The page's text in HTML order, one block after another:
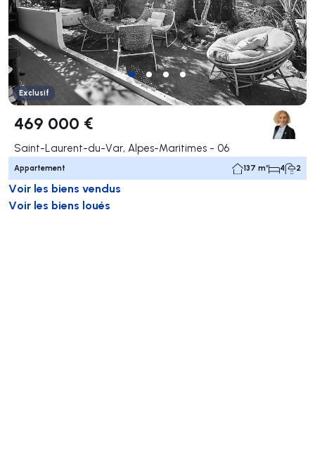
Exclusif
469 000 €
Saint-Laurent-du-Var, Alpes-Maritimes - 06
Appartement 137 m² 4 2
Voir les biens vendus
Voir les biens loués